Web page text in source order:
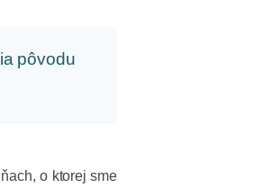
pôvodu
o ktorej sme